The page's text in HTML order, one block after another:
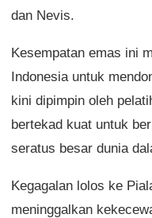
dan Nevis.
Kesempatan emas ini
Indonesia untuk
kini dipimpin oleh
bertekad kuat untuk
seratus besar dunia
Kegagalan lolos ke
meninggalkan